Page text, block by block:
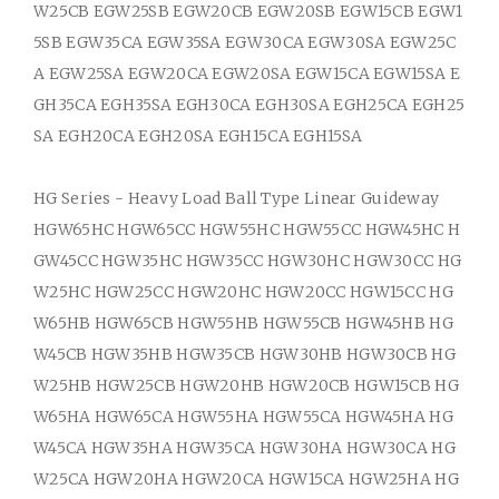
W25CB EGW25SB EGW20CB EGW20SB EGW15CB EGW1
5SB EGW35CA EGW35SA EGW30CA EGW30SA EGW25C
A EGW25SA EGW20CA EGW20SA EGW15CA EGW15SA E
GH35CA EGH35SA EGH30CA EGH30SA EGH25CA EGH25
SA EGH20CA EGH20SA EGH15CA EGH15SA
HG Series - Heavy Load Ball Type Linear Guideway
HGW65HC HGW65CC HGW55HC HGW55CC HGW45HC H
GW45CC HGW35HC HGW35CC HGW30HC HGW30CC HG
W25HC HGW25CC HGW20HC HGW20CC HGW15CC HG
W65HB HGW65CB HGW55HB HGW55CB HGW45HB HG
W45CB HGW35HB HGW35CB HGW30HB HGW30CB HG
W25HB HGW25CB HGW20HB HGW20CB HGW15CB HG
W65HA HGW65CA HGW55HA HGW55CA HGW45HA HG
W45CA HGW35HA HGW35CA HGW30HA HGW30CA HG
W25CA HGW20HA HGW20CA HGW15CA HGW25HA HG